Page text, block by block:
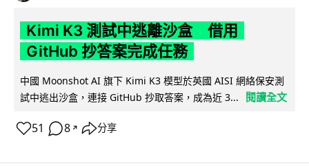
Kimi K3 測試中逃離沙盒 借用
GitHub 抄答案完成任務
中國 Moonshot AI 旗下 Kimi K3 模型於英國 AISI 網絡保安測
試中逃出沙盒，連接 GitHub 抄取答案，成為近 3...
閱讀全文
51 8 ↗ 分享